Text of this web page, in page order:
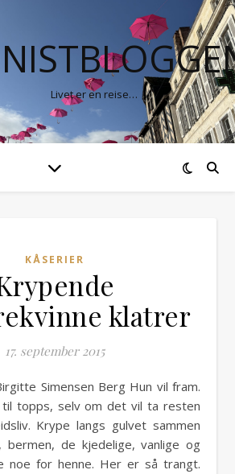
Livet er en reise…
KÅSERIER
klatrer
17. september 2015
topps, selv om det vil ta resten
Krype langs gulvet sammen
bermen, de kjedelige, vanlige og
noe for henne. Her er så trangt.